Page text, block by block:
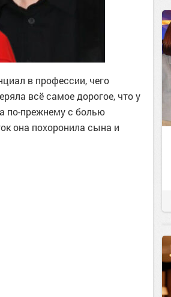
в профессии, чего
всё самое дорогое, что у
по-прежнему с болью
она похоронила сына и